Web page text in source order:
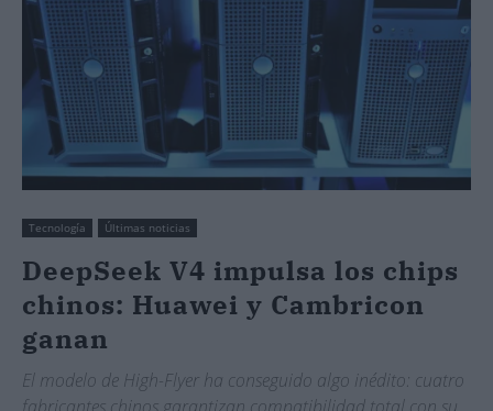
Tecnología Últimas noticias
DeepSeek V4 impulsa los chips
chinos: Huawei y Cambricon
ganan
El modelo de High-Flyer ha conseguido algo inédito: cuatro